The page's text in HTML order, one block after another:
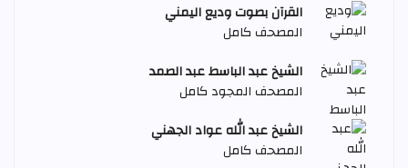
القرآن بصوت وديع اليمني
المصحف كامل
الشيخ عبد الباسط عبد الصمد
المصحف المجود كامل
الشيخ عبد الله عواد الجهني
المصحف كامل